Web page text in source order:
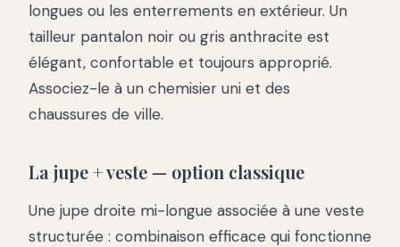
longues ou les enterrements en extérieur. Un
tailleur pantalon noir ou gris anthracite est
élégant, confortable et toujours approprié.
Associez-le à un chemisier uni et des
chaussures de ville.
La jupe + veste — option classique
Une jupe droite mi-longue associée à une veste
structurée : combinaison efficace qui fonctionne